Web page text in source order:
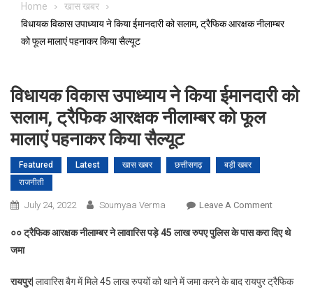
Home
खास खबर
विधायक विकास उपाध्याय ने किया ईमानदारी को सलाम, ट्रैफिक आरक्षक नीलाम्बर
को फूल मालाएं पहनाकर किया सैल्यूट
विधायक विकास उपाध्याय ने किया ईमानदारी को
सलाम, ट्रैफिक आरक्षक नीलाम्बर को फूल
मालाएं पहनाकर किया सैल्यूट
Featured Latest खास खबर छत्तीसगढ़
बड़ी खबर
राजनीती
July 24, 2022 Soumyaa Verma Leave A CommentOn
विकास
किया
०० ट्रैफिक आरक्षक नीलाम्बर ने लावारिस पड़े45लाख रुपए पुलिस के पास करा दिए थे
जमा
रायपुर| लावारिस बैग में मिले 45 लाख रुपयों को थाने में जमा करने के बाद रायपुर ट्रैफिक